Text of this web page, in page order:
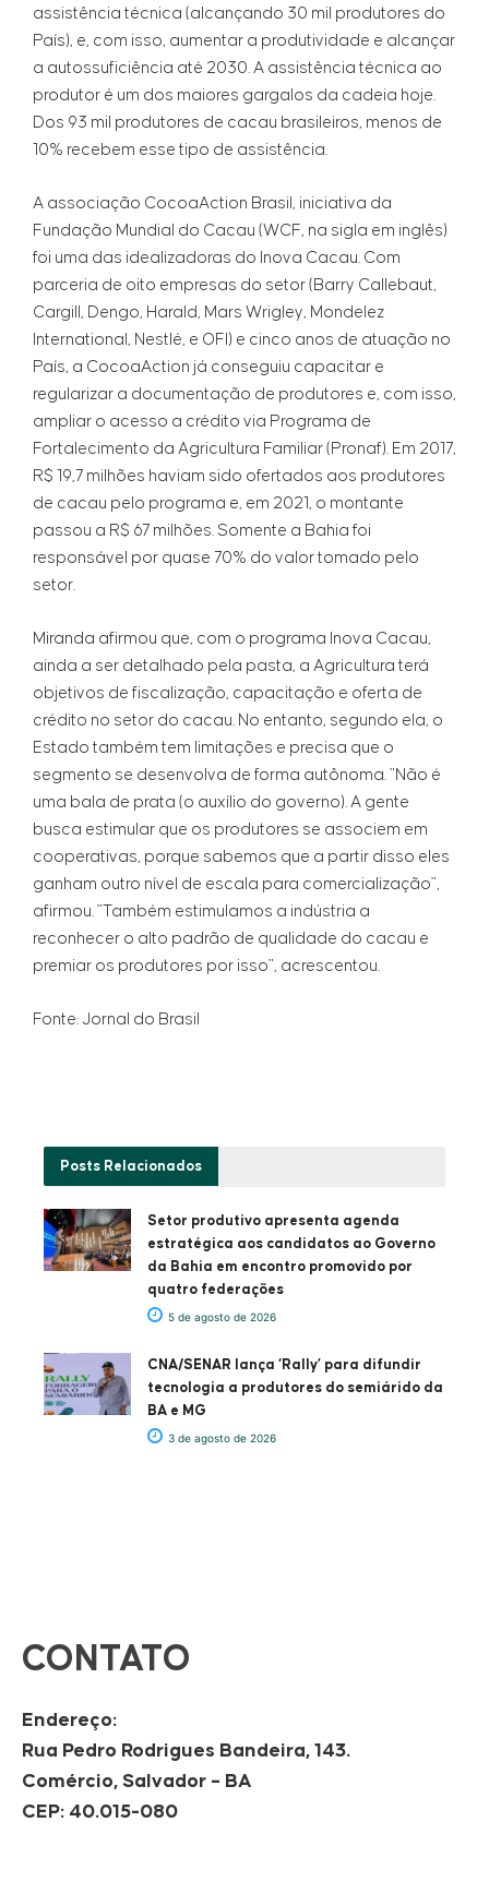
assistência técnica (alcançando 30 mil produtores do
País), e, com isso, aumentar a produtividade e alcançar
a autossuficiência até 2030. A assistência técnica ao
produtor é um dos maiores gargalos da cadeia hoje.
Dos 93 mil produtores de cacau brasileiros, menos de
10% recebem esse tipo de assistência.
A associação CocoaAction Brasil, iniciativa da
Fundação Mundial do Cacau (WCF, na sigla em inglês)
foi uma das idealizadoras do Inova Cacau. Com
parceria de oito empresas do setor (Barry Callebaut,
Cargill, Dengo, Harald, Mars Wrigley, Mondelez
International, Nestlé, e OFI) e cinco anos de atuação no
País, a CocoaAction já conseguiu capacitar e
regularizar a documentação de produtores e, com isso,
ampliar o acesso a crédito via Programa de
Fortalecimento da Agricultura Familiar (Pronaf). Em 2017,
R$ 19,7 milhões haviam sido ofertados aos produtores
de cacau pelo programa e, em 2021, o montante
passou a R$ 67 milhões. Somente a Bahia foi
responsável por quase 70% do valor tomado pelo
setor.
Miranda afirmou que, com o programa Inova Cacau,
ainda a ser detalhado pela pasta, a Agricultura terá
objetivos de fiscalização, capacitação e oferta de
crédito no setor do cacau. No entanto, segundo ela, o
Estado também tem limitações e precisa que o
segmento se desenvolva de forma autônoma. "Não é
uma bala de prata (o auxílio do governo). A gente
busca estimular que os produtores se associem em
cooperativas, porque sabemos que a partir disso eles
ganham outro nível de escala para comercialização",
afirmou. "Também estimulamos a indústria a
reconhecer o alto padrão de qualidade do cacau e
premiar os produtores por isso", acrescentou.
Fonte: Jornal do Brasil
Posts Relacionados
Setor produtivo apresenta agenda
estratégica aos candidatos ao Governo
da Bahia em encontro promovido por
quatro federações
5 de agosto de 2026
CNA/SENAR lança ‘Rally’ para difundir
tecnologia a produtores do semiárido da
BA e MG
3 de agosto de 2026
CONTATO
Endereço:
Rua Pedro Rodrigues Bandeira, 143.
Comércio, Salvador – BA
CEP: 40.015-080